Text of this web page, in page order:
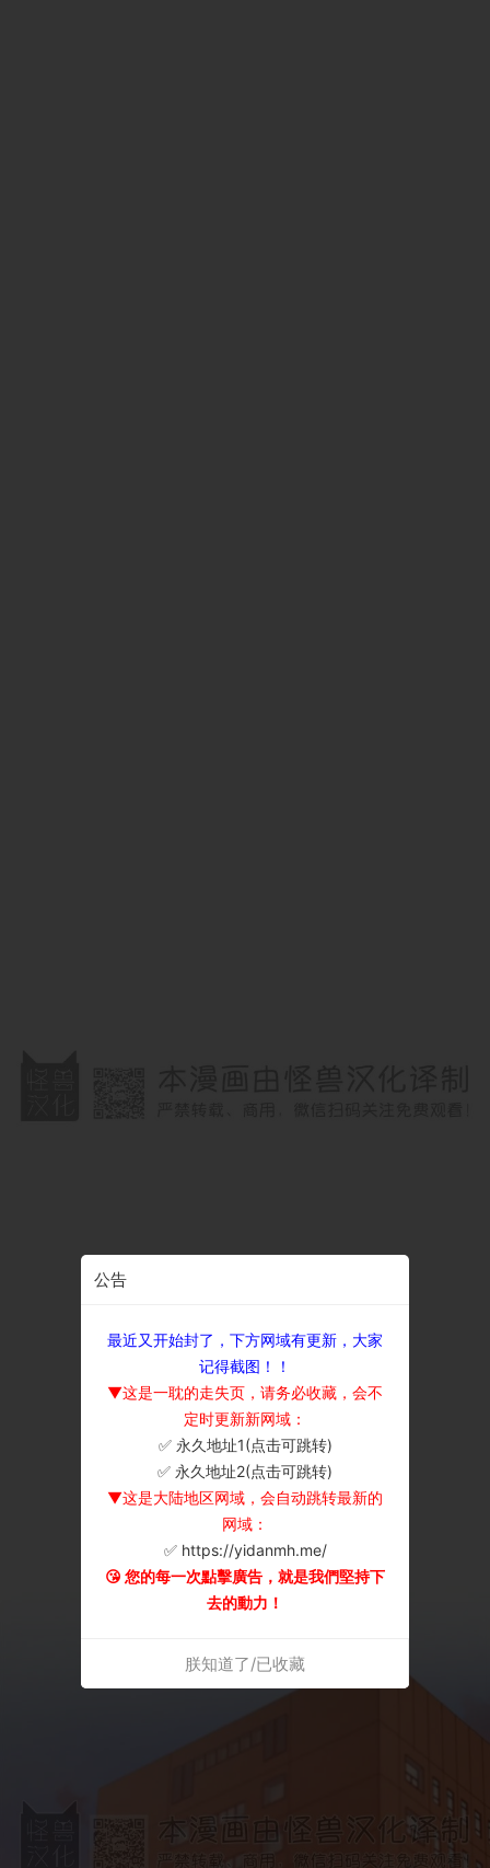
公告
最近又开始封了，下方网域有更新，大家
记得截图！！
▼这是一耽的走失页，请务必收藏，会不
定时更新新网域：
✅ 永久地址1(点击可跳转)
✅ 永久地址2(点击可跳转)
▼这是大陆地区网域，会自动跳转最新的
网域：
✅ https://yidanmh.me/
😘 您的每一次點擊廣告，就是我們堅持下
去的動力！
朕知道了/已收藏